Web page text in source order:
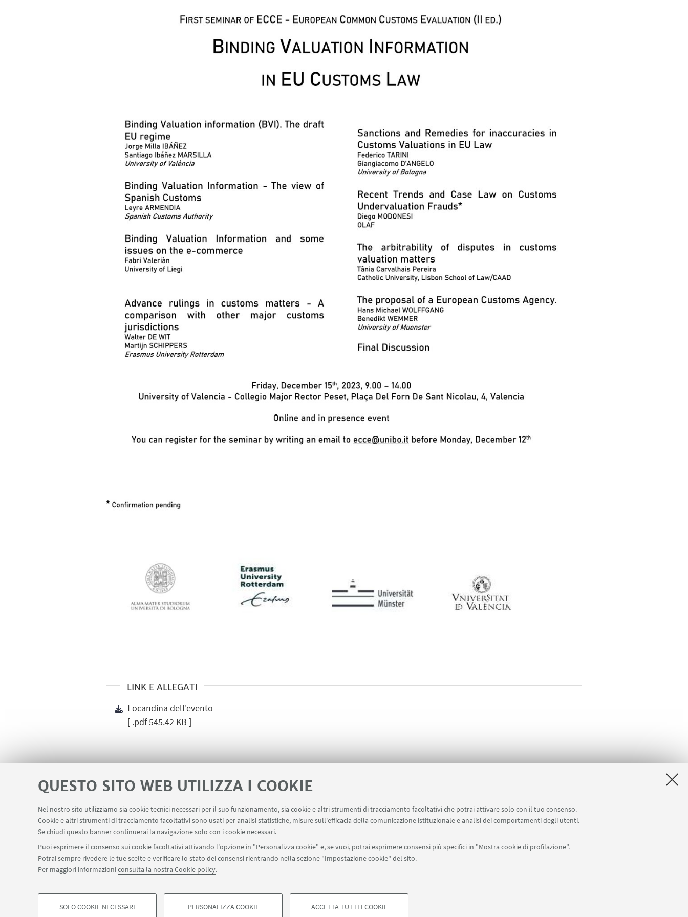
QUESTO SITO WEB UTILIZZA I COOKIE
Nel nostro sito utilizziamo sia cookie tecnici necessari per il suo funzionamento, sia cookie e altri strumenti di tracciamento facoltativi che potrai attivare solo con il tuo consenso.
Cookie e altri strumenti di tracciamento facoltativi sono usati per analisi statistiche, misure sull'efficacia della comunicazione istituzionale e analisi dei comportamenti degli utenti.
Se chiudi questo banner continuerai la navigazione solo con i cookie necessari.
Puoi esprimere il consenso sui cookie facoltativi attivando l'opzione in "Personalizza cookie" e, se vuoi, potrai esprimere consensi più specifici in "Mostra cookie di profilazione".
Potrai sempre rivedere le tue scelte e verificare lo stato dei consensi rientrando nella sezione "Impostazione cookie" del sito.
Per maggiori informazioniconsulta la nostra Cookie policy.
SOLO COOKIE NECESSARI PERSONALIZZA COOKIE ACCETTA TUTTI I COOKIE
LINK E ALLEGATI
Locandina dell'evento
[ .pdf 545.42 KB ]
LINK UTILI Area riservata Servizio online Visiting Servizio online Incarichi Extraistituzionali Servizio online U-WEB Missioni Contatti
SEGUI IL DIPARTIMENTO SU: SEGUI UNIBO SU:
©Copyright 2026 - ALMA MATER STUDIORUM - Università di Bologna - Via Zamboni, 33 - 40126 Bologna - PI: 01131710376 - CF: 80007010376
Note legali Informazioni sul sito e accessibilità Impostazioni Cookie